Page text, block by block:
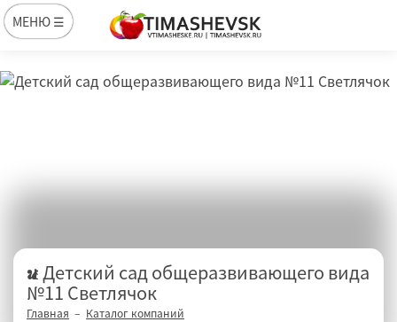
МЕНЮ ☰
Детский сад общеразвивающего вида
№11 Светлячок
Главная
Каталог компаний